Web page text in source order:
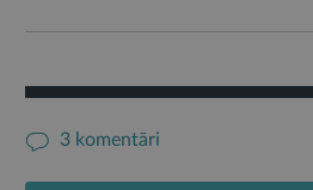
3 komentāri